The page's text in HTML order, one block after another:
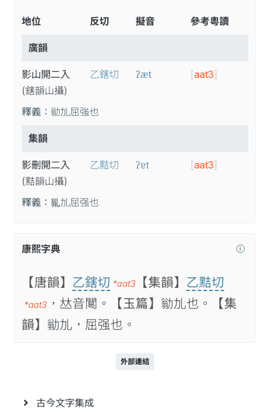
地位 反切 擬音 參考粵讀
廣韻
影山開二入
(鎋韻山攝)
乙鎋切 ʔæt [aat3]
釋義： 勜劜屈強也
集韻
影刪開二入
(黠韻山攝)
乙黠切 ʔɐt [aat3]
釋義： 𠃽劜屈强也
康熙字典
【唐韻】 乙鎋切 *aat3 【集韻】 乙黠切
*aat3 ，𠀤音䦪。 【玉篇】 勜劜也。
【集
韻】 勜劜，屈强也。
外部連結
古今文字集成